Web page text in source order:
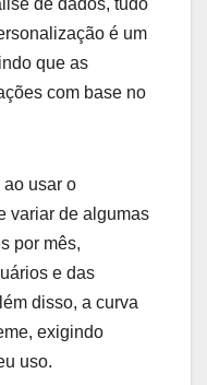
de dados, tudo
é um
que as
com base no
usar o
variar de algumas
por mês,
e das
disso, a curva
exigindo
uso.